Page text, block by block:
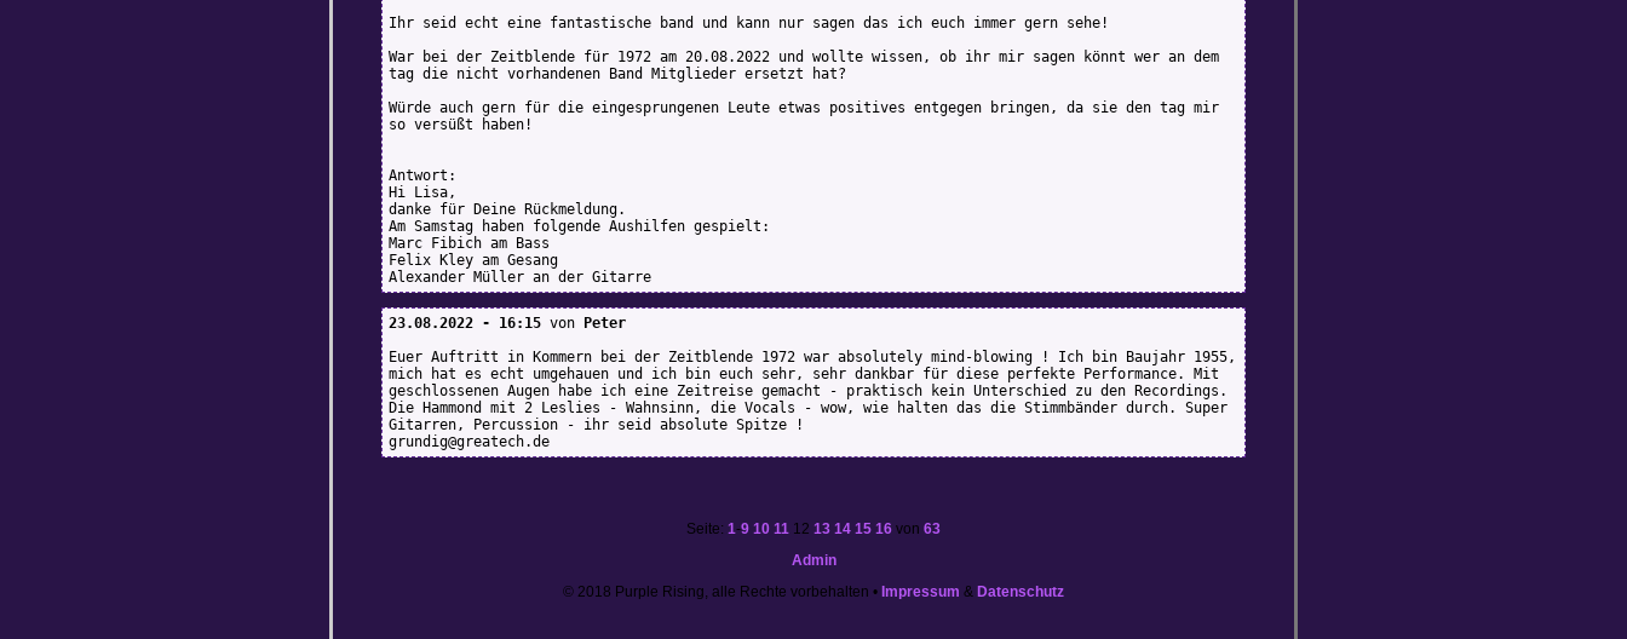
Ihr seid echt eine fantastische band und kann nur sagen das ich euch immer gern sehe!
War bei der Zeitblende für 1972 am 20.08.2022 und wollte wissen, ob ihr mir sagen könnt wer an dem
tag die nicht vorhandenen Band Mitglieder ersetzt hat?
Würde auch gern für die eingesprungenen Leute etwas positives entgegen bringen, da sie den tag mir
so versüßt haben!
Antwort:
Hi Lisa,
danke für Deine Rückmeldung.
Am Samstag haben folgende Aushilfen gespielt:
Marc Fibich am Bass
Felix Kley am Gesang
Alexander Müller an der Gitarre
23.08.2022 - 16:15 von
Peter
Euer Auftritt in Kommern bei der Zeitblende 1972 war absolutely mind-blowing ! Ich bin Baujahr 1955,
mich hat es echt umgehauen und ich bin euch sehr, sehr dankbar für diese perfekte Performance. Mit
geschlossenen Augen habe ich eine Zeitreise gemacht - praktisch kein Unterschied zu den Recordings.
Die Hammond mit 2 Leslies - Wahnsinn, die Vocals - wow, wie halten das die Stimmbänder durch. Super
Gitarren, Percussion - ihr seid absolute Spitze !
grundig@greatech.de
Seite: 1-9 10 11 12 13 14 15 16 von 63
Admin
© 2018 Purple Rising, alle Rechte vorbehalten • Impressum & Datenschutz